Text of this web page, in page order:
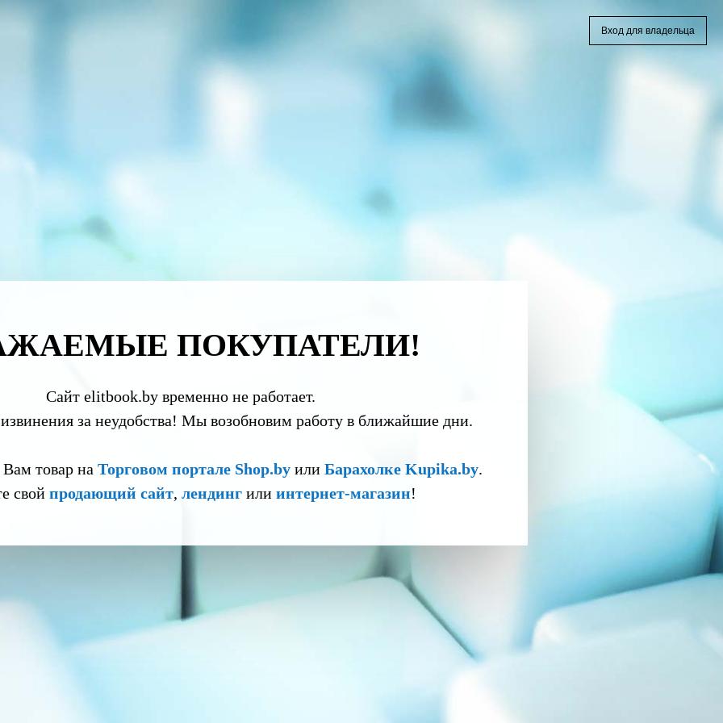
ПОКУПАТЕЛИ!
Сайт elitbook.by временно не работает.
за неудобства! Мы возобновим работу в ближайшие дни.
товар на Торговом портале Shop.byили Барахолке Kupika.by.
свой продающий сайт, лендингили интернет-магазин!
Вход для владельца